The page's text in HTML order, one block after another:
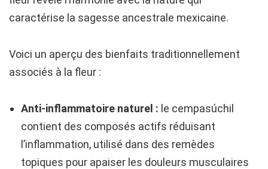
caractérise la sagesse ancestrale mexicaine.
Voici un aperçu des bienfaits traditionnellement
associés à la fleur :
Anti-inflammatoire naturel : le cempasúchil
contient des composés actifs réduisant
l’inflammation, utilisé dans des remèdes
topiques pour apaiser les douleurs musculaires